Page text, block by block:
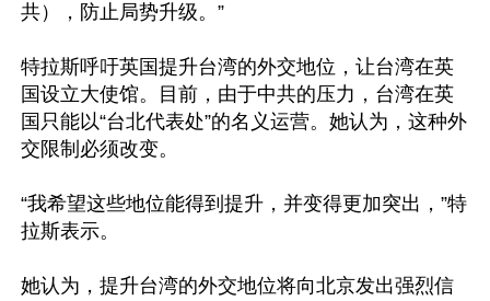
共），防止局势升级。”
特拉斯呼吁英国提升台湾的外交地位，让台湾在英
国设立大使馆。目前，由于中共的压力，台湾在英
国只能以“台北代表处”的名义运营。她认为，这种外
交限制必须改变。
“我希望这些地位能得到提升，并变得更加突出，”特
拉斯表示。
她认为，提升台湾的外交地位将向北京发出强烈信